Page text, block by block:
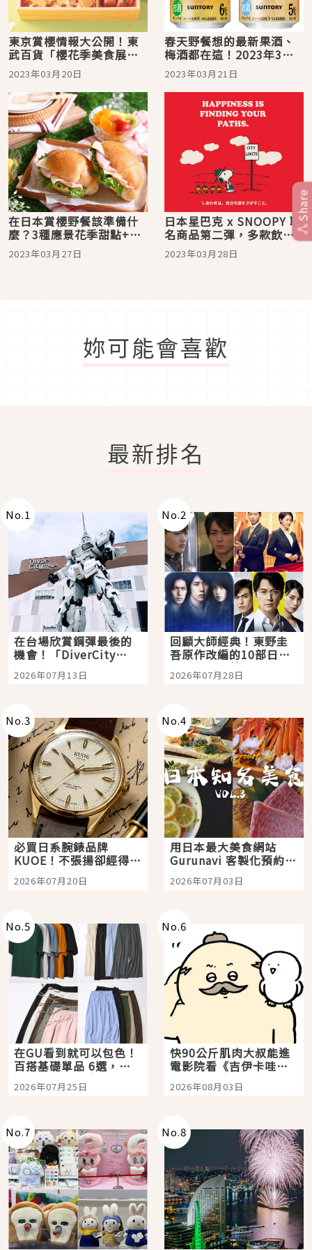
東京賞櫻情報大公開！東
武百貨「櫻花季美食展」
好多櫻花季限定商品等你
帶回家
2023年03月20日
春天野餐想的最新果酒、
梅酒都在這！2023年3月
日本人氣酒類介紹
2023年03月21日
在日本賞櫻野餐該準備什
麼？3種應景花季甜點+必
備賞櫻美食5選推薦
2023年03月27日
日本星巴克 x SNOOPY 聯
名商品第二彈，多款飲品
將在3月29日上市！
2023年03月28日
妳可能會喜歡
最新排名
No.1
在台場欣賞鋼彈最後的
機會！「DiverCity
Tokyo Plaza」搭船、
購物、美食及夜景，一
2026年07月13日
No.2
回顧大師經典！東野圭
吾原作改編的10部日本
影視作品推薦
2026年07月28日
No.3
必買日系腕錶品牌
KUOE！不張揚卻經得起
時間洗鍊的經典之作五
選
2026年07月20日
No.4
用日本最大美食網站
Gurunavi 客製化預約九
大都市餐廳，打造專屬
美食體驗！
2026年07月03日
No.5
在GU看到就可以包色！
百搭基礎單品 6選，閉
眼全收也不心疼
2026年07月25日
No.6
快90公斤肌肉大叔能進
電影院看《吉伊卡哇》
嗎？日本重金屬樂團
「打首」會長與nagano
2026年08月03日
No.7 No.8
Share